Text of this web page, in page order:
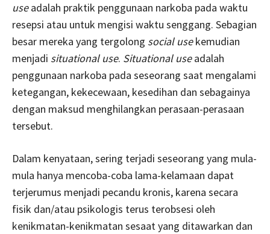
useadalah praktik penggunaan narkoba pada waktu
resepsi atau untuk mengisi waktu senggang. Sebagian
besar mereka yang tergolong social usekemudian
menjadi situational use. Situational useadalah
penggunaan narkoba pada seseorang saat mengalami
ketegangan, kekecewaan, kesedihan dan sebagainya
dengan maksud menghilangkan perasaan-perasaan
tersebut.
Dalam kenyataan, sering terjadi seseorang yang mula-
mula hanya mencoba-coba lama-kelamaan dapat
terjerumus menjadi pecandu kronis, karena secara
fisik dan/atau psikologis terus terobsesi oleh
kenikmatan-kenikmatan sesaat yang ditawarkan dan